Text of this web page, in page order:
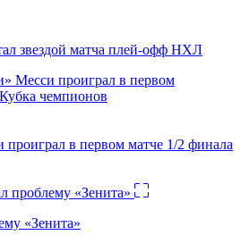
звездой матча плей-офф НХЛ
в первом матче 1/2 финала
«Зенита»